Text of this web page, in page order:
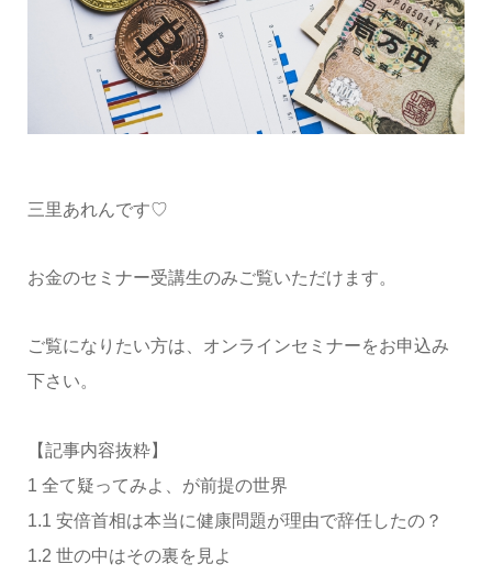
三里あれんです♡
お金のセミナー受講生のみご覧いただけます。
ご覧になりたい方は、オンラインセミナーをお申込み
下さい。
【記事内容抜粋】
1 全て疑ってみよ、が前提の世界
1.1 安倍首相は本当に健康問題が理由で辞任したの？
1.2 世の中はその裏を見よ